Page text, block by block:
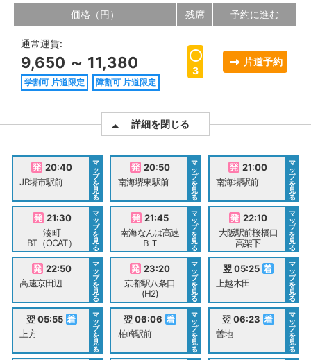
価格（円） 残席 予約に進む
通常運賃:
9,650 ～ 11,380
学割可 片道限定 障割可 片道限定
3
片道予約
詳細を閉じる
20:40
JR堺市駅前
マ
ッ
プ
を
見
る
20:50
南海堺東駅前
マ
ッ
プ
を
見
る
21:00
南海堺駅前
マ
ッ
プ
を
見
る
21:30
湊町
BT（OCAT）
マ
ッ
プ
を
見
る
21:45
南海なんば高速
ＢＴ
マ
ッ
プ
を
見
る
22:10
大阪駅前桜橋口
高架下
マ
ッ
プ
を
見
る
22:50
高速京田辺
マ
ッ
プ
を
見
る
23:20
京都駅八条口
(H2)
マ
ッ
プ
を
見
る
翌 05:25
上越木田
マ
ッ
プ
を
見
る
翌 05:55
上方
マ
ッ
プ
を
見
る
翌 06:06
柏崎駅前
マ
ッ
プ
を
見
る
翌 06:23
曽地
マ
ッ
プ
を
見
る